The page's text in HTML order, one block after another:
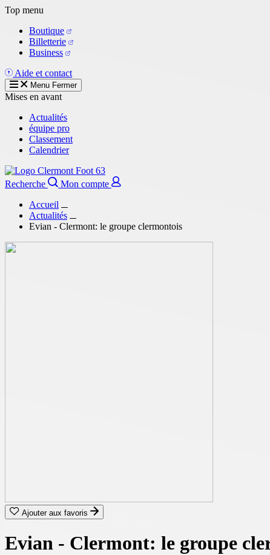
Aller
contenu
principal
Top menu
Boutique
Billetterie
Business
Aide et contact
Menu Fermer
Mises en avant
Actualités
équipe pro
Classement
Calendrier
Recherche
Mon compte
Accueil
Actualités
Evian - Clermont: le groupe clermontois
Ajouter aux favoris
Evian - Clermont: le groupe